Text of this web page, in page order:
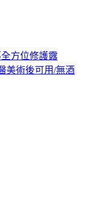
方位修護露
美術後可用/無酒